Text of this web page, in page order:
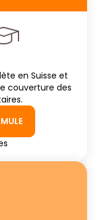
en Suisse et
couverture des